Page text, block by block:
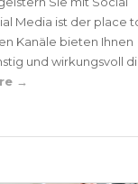
Media ist der place
Kanäle bieten Ihnen
und wirkungsvoll